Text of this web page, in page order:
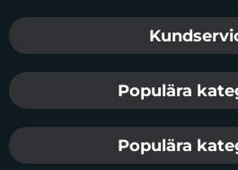
Sidfot Blandad
Populära
Populära